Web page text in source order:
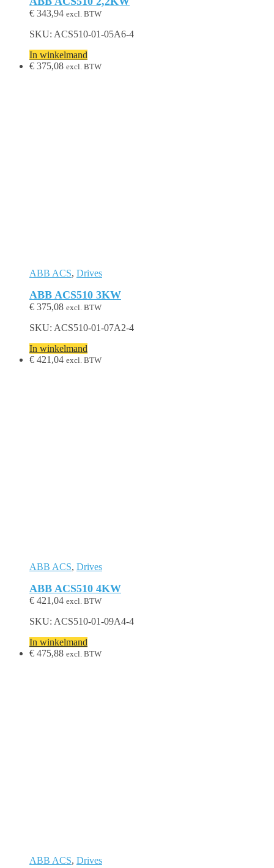
€ 343,94 excl. BTW
SKU: ACS510-01-05A6-4
In winkelmand
€ 375,08 excl. BTW
ABB ACS, Drives
ABB ACS510 3KW
€ 375,08 excl. BTW
SKU: ACS510-01-07A2-4
In winkelmand
€ 421,04 excl. BTW
ABB ACS, Drives
ABB ACS510 4KW
€ 421,04 excl. BTW
SKU: ACS510-01-09A4-4
In winkelmand
€ 475,88 excl. BTW
ABB ACS, Drives